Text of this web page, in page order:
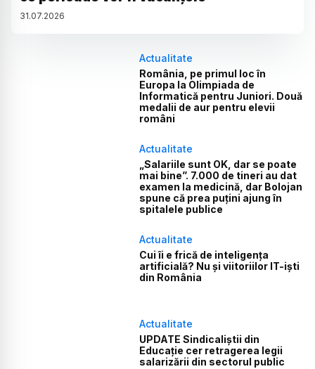
31.07.2026
Actualitate
România, pe primul loc în
Europa la Olimpiada de
Informatică pentru Juniori. Două
medalii de aur pentru elevii
români
Actualitate
„Salariile sunt OK, dar se poate
mai bine”. 7.000 de tineri au dat
examen la medicină, dar Bolojan
spune că prea puțini ajung în
spitalele publice
Actualitate
Cui îi e frică de inteligența
artificială? Nu și viitoriilor IT-iști
din România
Actualitate
UPDATE Sindicaliștii din
Educație cer retragerea legii
salarizării din sectorul public